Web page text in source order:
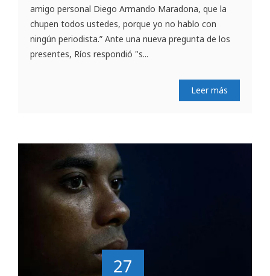
amigo personal Diego Armando Maradona, que la
chupen todos ustedes, porque yo no hablo con
ningún periodista.” Ante una nueva pregunta de los
presentes, Ríos respondió "s...
Leer más
27